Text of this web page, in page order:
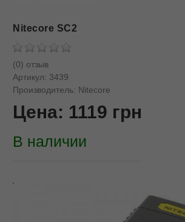
Nitecore SC2
(0) отзыв
Артикул: 3439
Производитель: Nitecore
Цена: 1119 грн
В наличии